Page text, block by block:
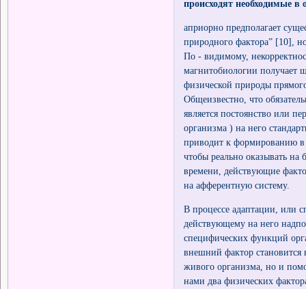
происходят необходимые в
априорно предполагает
природного фактора” [10],
По - видимому,
магнитобиологии получает
физической природы
Общеизвестно, что
является постоянство или
организма ) на него
приводит к формированию в
чтобы реально оказывать
времени, действующие
на афферентную систему.
В процессе адаптации, или
действующему на него
специфических функций
внешний фактор
живого организма, но и
нами два физических